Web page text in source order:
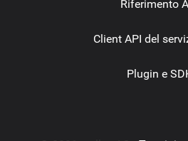
Riferimento
Client API del
Plugin e